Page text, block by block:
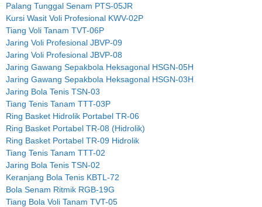
Palang Tunggal Senam PTS-05JR
Kursi Wasit Voli Profesional KWV-02P
Tiang Voli Tanam TVT-06P
Jaring Voli Profesional JBVP-09
Jaring Voli Profesional JBVP-08
Jaring Gawang Sepakbola Heksagonal HSGN-05H
Jaring Gawang Sepakbola Heksagonal HSGN-03H
Jaring Bola Tenis TSN-03
Tiang Tenis Tanam TTT-03P
Ring Basket Hidrolik Portabel TR-06
Ring Basket Portabel TR-08 (Hidrolik)
Ring Basket Portabel TR-09 Hidrolik
Tiang Tenis Tanam TTT-02
Jaring Bola Tenis TSN-02
Keranjang Bola Tenis KBTL-72
Bola Senam Ritmik RGB-19G
Tiang Bola Voli Tanam TVT-05